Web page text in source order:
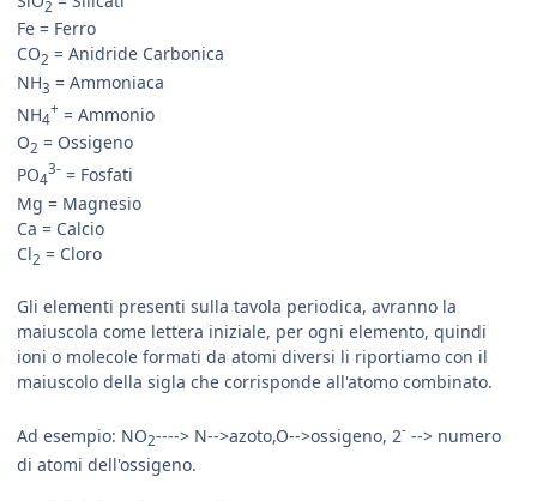
2
Fe = Ferro
CO2 = Anidride Carbonica
NH3 = Ammoniaca
NH4
+ = Ammonio
O2 = Ossigeno
PO4
3- = Fosfati
Mg = Magnesio
Ca = Calcio
Cl2 = Cloro
Gli elementi presenti sulla tavola periodica, avranno la
maiuscola come lettera iniziale, per ogni elemento, quindi
ioni o molecole formati da atomi diversi li riportiamo con il
maiuscolo della sigla che corrisponde all'atomo combinato.
Ad esempio: NO2----> N-->azoto,O-->ossigeno, 2- --> numero
di atomi dell'ossigeno.